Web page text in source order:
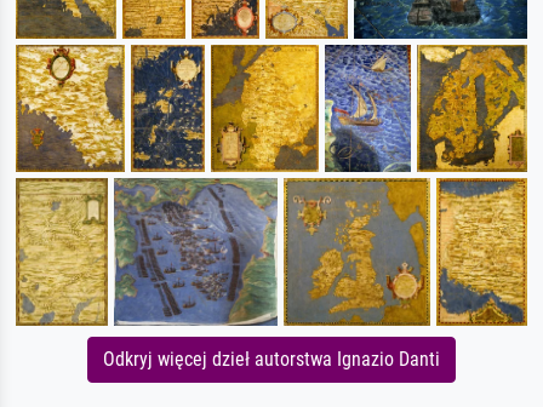
Odkryj więcej dzieł autorstwa Ignazio Danti